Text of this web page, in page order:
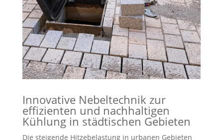
Innovative Nebeltechnik zur
effizienten und nachhaltigen
Kühlung in städtischen Gebieten
Die steigende Hitzebelastung in urbanen Gebieten